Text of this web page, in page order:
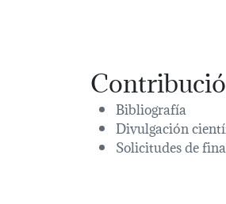
Bibliografía
Divulgación
Solicitudes de